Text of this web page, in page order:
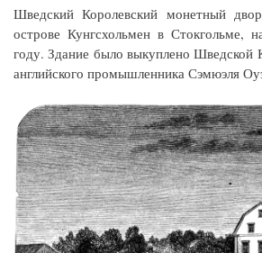
Шведский Королевский монетный
острове Кунгсхольмен в Стокгольме,
году. Здание было выкуплено Шведской
английского промышленника Сэмюэля